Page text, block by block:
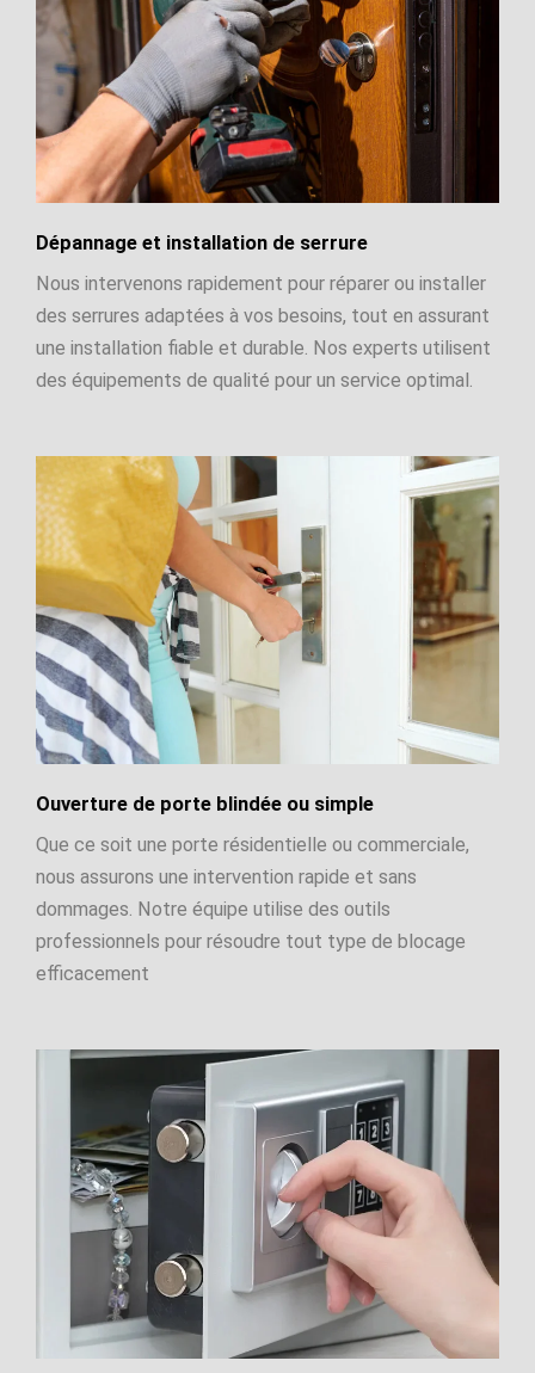
Dépannage et installation de serrure
Nous intervenons rapidement pour réparer ou installer
des serrures adaptées à vos besoins, tout en assurant
une installation fiable et durable. Nos experts utilisent
des équipements de qualité pour un service optimal.
Ouverture de porte blindée ou simple
Que ce soit une porte résidentielle ou commerciale,
nous assurons une intervention rapide et sans
dommages. Notre équipe utilise des outils
professionnels pour résoudre tout type de blocage
efficacement